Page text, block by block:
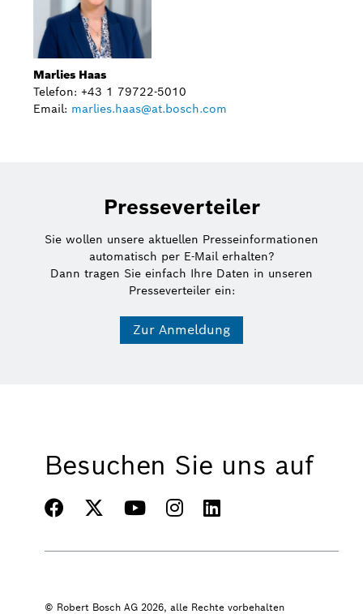
Marlies Haas
Telefon: +43 1 79722-5010
Email: marlies.haas@at.bosch.com
Presseverteiler
Sie wollen unsere aktuellen Presseinformationen
automatisch per E-Mail erhalten?
Dann tragen Sie einfach Ihre Daten in unseren
Presseverteiler ein:
Zur Anmeldung
Besuchen Sie uns auf
© Robert Bosch AG 2026, alle Rechte vorbehalten